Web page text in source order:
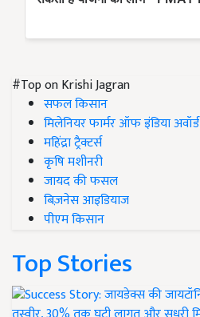
#Top on Krishi Jagran
सफल किसान
मिलेनियर फार्मर ऑफ इंडिया अवॉर्ड
महिंद्रा ट्रैक्टर्स
कृषि मशीनरी
जायद की फसल
बिज़नेस आइडियाज
पीएम किसान
Top Stories